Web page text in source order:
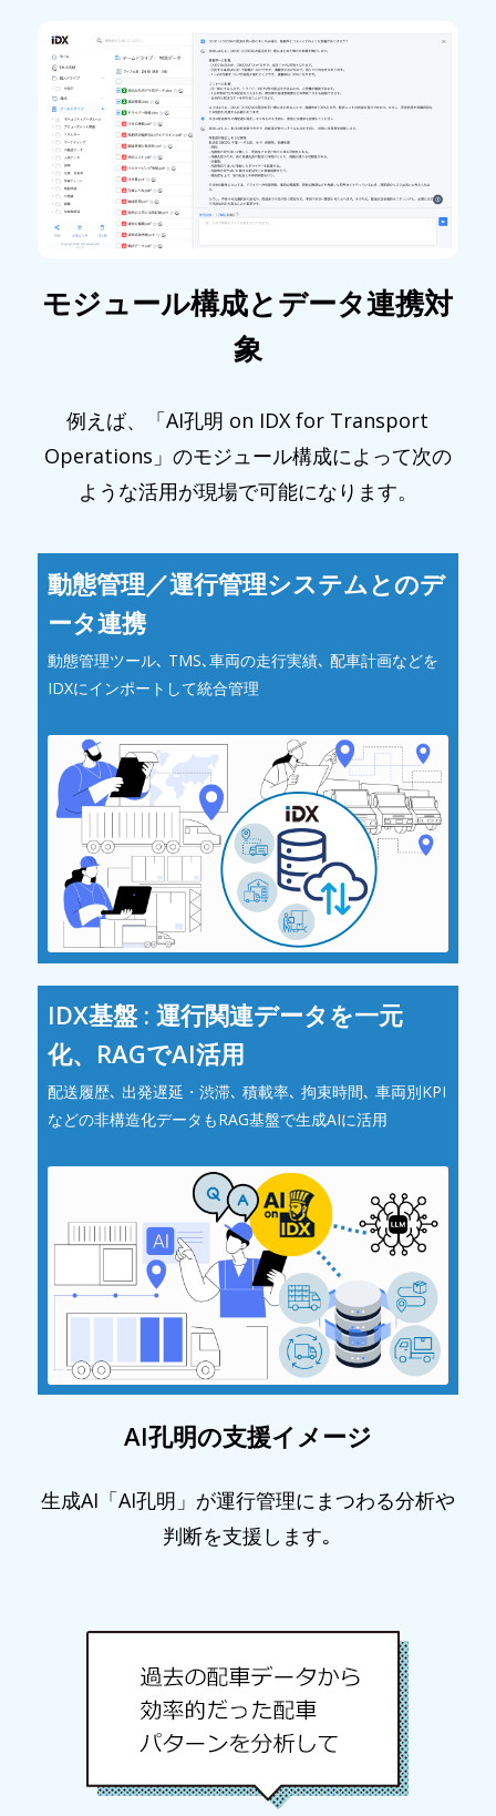
モジュール構成とデータ連携対
象
例えば、「AI孔明 on IDX for Transport
Operations」のモジュール構成によって次の
ような活用が現場で可能になります。
動態管理／運行管理システムとのデ
ータ連携
動態管理ツール､ TMS､車両の走行実績､ 配車計画などを
IDXにインポートして統合管理
IDX基盤 : 運行関連データを一元
化、RAGでAI活用
配送履歴､ 出発遅延・渋滞､ 積載率､ 拘束時間､ 車両別KPI
などの非構造化データもRAG基盤で生成AIに活用
AI孔明の支援イメージ
生成AI「AI孔明」が運行管理にまつわる分析や
判断を支援します｡